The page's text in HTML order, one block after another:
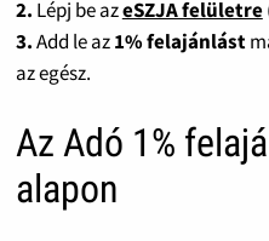
2. Lépj be azeSZJA felületre
3.Add le az1% felajánlást
az egész.
Az Adó 1%
alapon